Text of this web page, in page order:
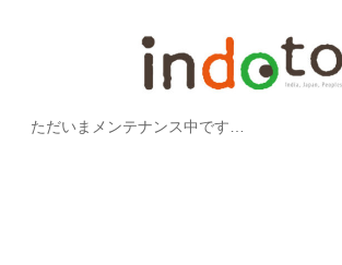
ただいまメンテナンス中です…